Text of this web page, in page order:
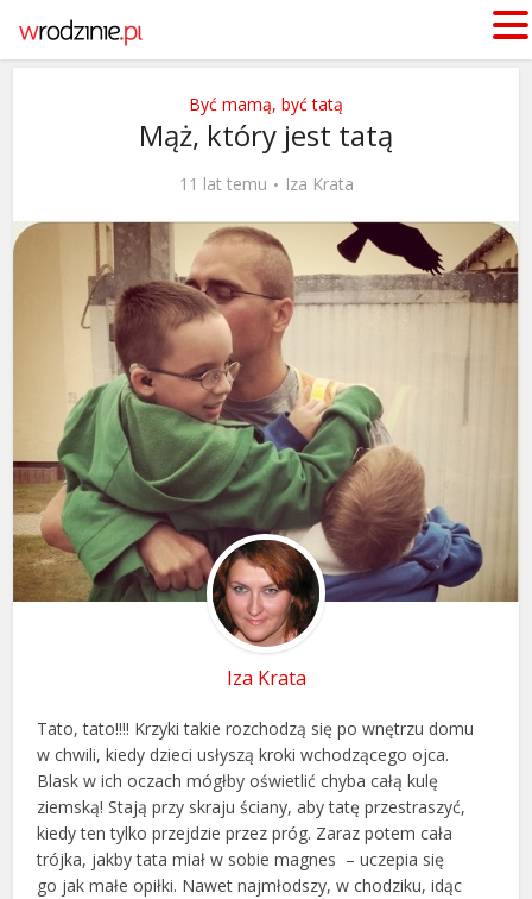
Być mamą, być tatą
Mąż, który jest tatą
11 lat temu Iza Krata
Iza Krata
Tato, tato!!!! Krzyki takie rozchodzą się po wnętrzu domu
w chwili, kiedy dzieci usłyszą kroki wchodzącego ojca.
Blask w ich oczach mógłby oświetlić chyba całą kulę
ziemską! Stają przy skraju ściany, aby tatę przestraszyć,
kiedy ten tylko przejdzie przez próg. Zaraz potem cała
trójka, jakby tata miał w sobie magnes – uczepia się
go jak małe opiłki. Nawet najmłodszy, w chodziku, idąc